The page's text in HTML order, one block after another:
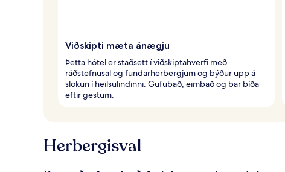
Viðskipti mæta ánægju
Þetta hótel er staðsett í viðskiptahverfi með
ráðstefnusal og fundarherbergjum og býður upp á
slökun í heilsulindinni. Gufubað, eimbað og bar bíða
eftir gestum.
Herbergisval